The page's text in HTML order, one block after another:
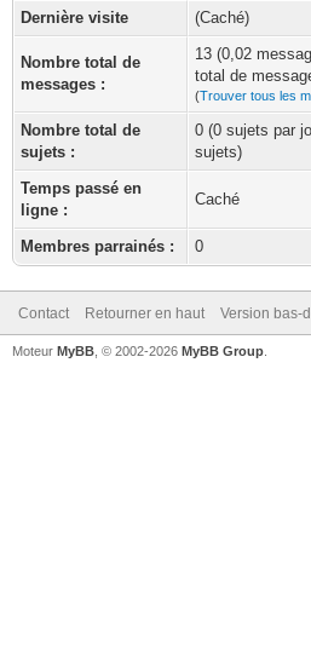
Dernière visite
(Caché)
Nombre total de
messages :
13 (0,02
total de
(Trouver tous les
Nombre total de
sujets :
0 (0 sujets par
sujets)
Temps passé en
ligne :
Caché
Membres parrainés : 0
Contact Retourner en haut Version bas-
Moteur MyBB , © 2002-2026 MyBB Group